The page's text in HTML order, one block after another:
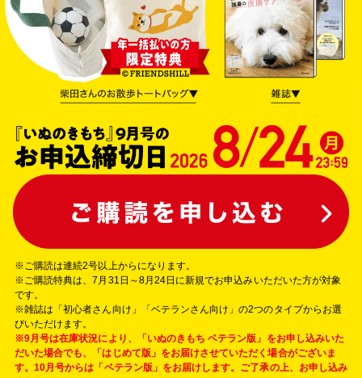
※ご購読は連続2号以上からになります。
※ご購読特典は、7月31日～8月24日に新規でお申込みいただいた方が対象
です。
※雑誌は「初心者さん向け」「ベテランさん向け」の2つのタイプからお選
びいただけます。
※9月号は在庫状況により、「いぬのきもち ベテラン版」をお申し込みいた
だいた場合でも、「はじめて版」をお届けさせていただく場合がございま
す。10月号からは「ベテラン版」をお届けします。ご了承の上、お申し込み